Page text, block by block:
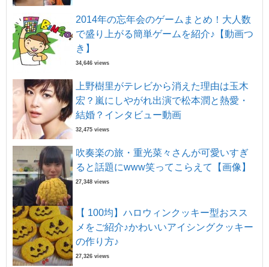
2014年の忘年会のゲームまとめ！大人数
で盛り上がる簡単ゲームを紹介♪【動画つ
き】
34,646 views
上野樹里がテレビから消えた理由は玉木
宏？嵐にしやがれ出演で松本潤と熱愛・
結婚？インタビュー動画
32,475 views
吹奏楽の旅・重光菜々さんが可愛いすぎ
ると話題にwww笑ってこらえて【画像】
27,348 views
【 100均】ハロウィンクッキー型おスス
メをご紹介♪かわいいアイシングクッキー
の作り方♪
27,326 views